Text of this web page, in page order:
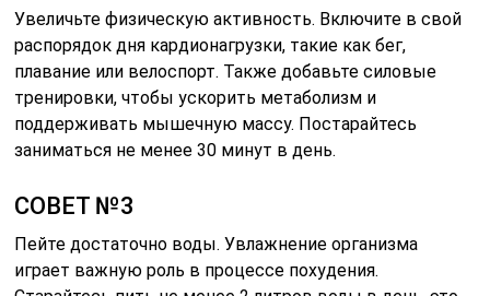
Увеличьте физическую активность. Включите в свой
распорядок дня кардионагрузки, такие как бег,
плавание или велоспорт. Также добавьте силовые
тренировки, чтобы ускорить метаболизм и
поддерживать мышечную массу. Постарайтесь
заниматься не менее 30 минут в день.
СОВЕТ №3
Пейте достаточно воды. Увлажнение организма
играет важную роль в процессе похудения.